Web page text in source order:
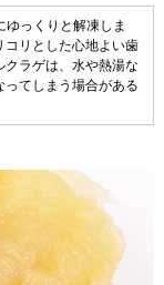
っくりと解凍しま
リとした心地よい歯
クラゲは、水や熱湯な
ってしまう場合がある